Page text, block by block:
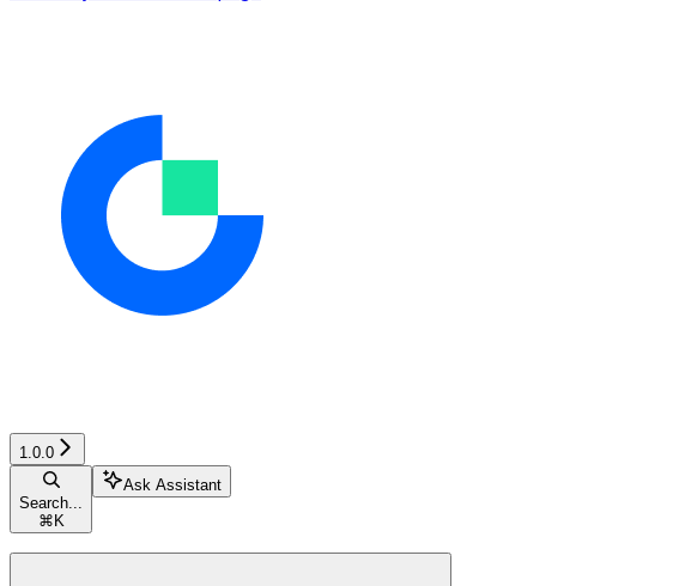
1.0.0
Search...
⌘ K
Ask Assistant